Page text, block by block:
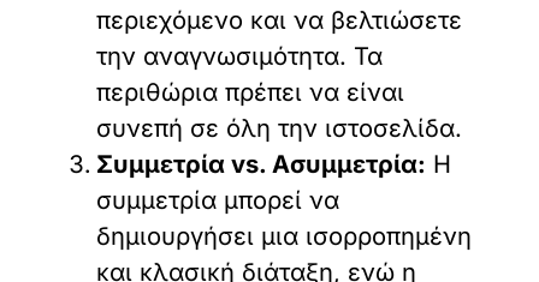
περιεχόμενο και να βελτιώσετε
την αναγνωσιμότητα. Τα
περιθώρια πρέπει να είναι
συνεπή σε όλη την ιστοσελίδα.
Συμμετρία vs. Ασυμμετρία: Η
συμμετρία μπορεί να
δημιουργήσει μια ισορροπημένη
και κλασική διάταξη, ενώ η